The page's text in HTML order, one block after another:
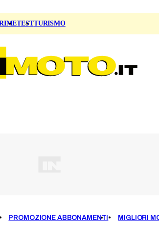
TESTTURISMO
PROMOZIONE ABBONAMENTI MIGLIORI